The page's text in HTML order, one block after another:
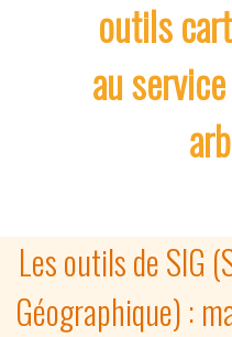
outils
au
Les outils de SIG
Géographique) :